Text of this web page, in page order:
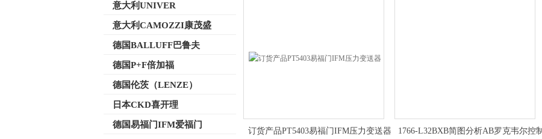
意大利UNIVER
意大利CAMOZZI康茂盛
德国BALLUFF巴鲁夫
德国P+F倍加福
德国伦茨（LENZE）
日本CKD喜开理
德国易福门IFM爱福门
订货产品PT5403易福门IFM压力变送器
1766-L32BXB简图分析AB罗克韦尔控制